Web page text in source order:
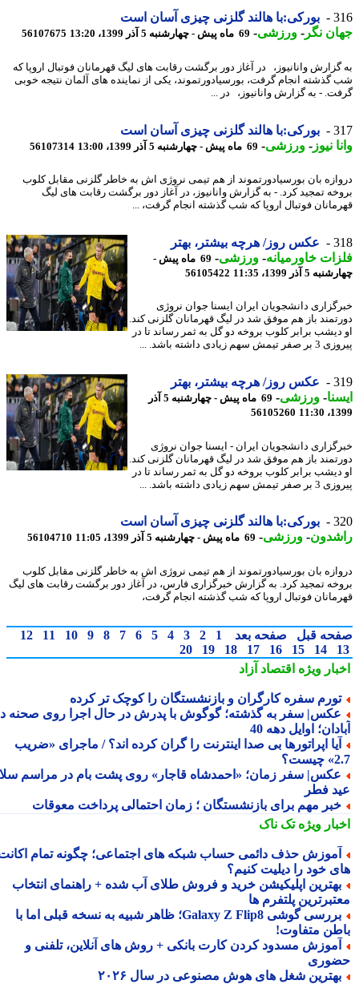
بورکی:با هالند گلزنی چیزی آسان است
نگر -ورزشی-69 ماه پیش - چهارشنبه 5 آذر 1399، 13:20 56107675
وانانیوز، در آغاز دور برگشت رقابت های لیگ قهرمانان فوتبال اروپا که
انجام گرفت، بورسیادورتموند، یکی از نماینده های آلمان نتیجه خوبی
- به گزارش وانانیوز، در ...
بورکی:با هالند گلزنی چیزی آسان است
نیوز-ورزشی-69 ماه پیش - چهارشنبه 5 آذر 1399، 13:00 56107314
بان بورسیادورتموند از هم تیمی نروژی اش به خاطر گلزنی مقابل کلوب
تمجید کرد. - به گزارش وانانیوز، در آغاز دور برگشت رقابت های لیگ
فوتبال اروپا که شب گذشته انجام گرفت، ...
عکس روز/ هرچه بیشتر، بهتر
خاورمیانه-ورزشی-
69 ماه پیش -
5 آذر 1399، 11:35
56105422
دانشجویان ایران ایسنا جوان نروژی
باز هم موفق شد در لیگ قهرمانان گلزنی کند.
برابر کلوب بروخه دو گل به ثمر رساند تا در
سهم زیادی داشته باشد. ...
عکس روز/ هرچه بیشتر، بهتر
-ورزشی-
69 ماه پیش - چهارشنبه 5 آذر
56105260
دانشجویان ایران - ایسنا جوان نروژی
باز هم موفق شد در لیگ قهرمانان گلزنی کند.
برابر کلوب بروخه دو گل به ثمر رساند تا در
سهم زیادی داشته باشد. ...
بورکی:با هالند گلزنی چیزی آسان است
-ورزشی-69 ماه پیش - چهارشنبه 5 آذر 1399، 11:05 56104710
بان بورسیادورتموند از هم تیمی نروژی اش به خاطر گلزنی مقابل کلوب
تمجید کرد. به گزارش خبرگزاری فارس، در آغاز دور برگشت رقابت های لیگ
فوتبال اروپا که شب گذشته انجام گرفت،
قبل صفحه بعد 1
2
3
4
5
6
7
8
9
10
11
12
14
15
16
17
18
19
20
ویژهاقتصاد آزاد
سفره کارگران و بازنشستگان را کوچک تر کرده
سفر به گذشته؛ گوگوش با پدرش در حال اجرا روی صحنه در
اوایل دهه 40
اپراتورها بی صدا اینترنت را گران کرده اند؟ / ماجرای «ضریب
سفر زمان؛ «احمدشاه قاجار» روی پشت بام در مراسم سلام
فطر
مهم برای بازنشستگان ؛ زمان احتمالی پرداخت معوقات
ویژهتک ناک
حذف دائمی حساب شبکه های اجتماعی؛ چگونه تمام اکانت
خود را دیلیت کنیم؟
اپلیکیشن خرید و فروش طلای آب شده + راهنمای انتخاب
پلتفرم ها
بررسی گوشی Galaxy Z Flip8؛ ظاهر شبیه به نسخه قبلی اما با
متفاوت!
مسدود کردن کارت بانکی + روش های آنلاین، تلفنی و
شغل های هوش مصنوعی در سال ۲۰۲۶